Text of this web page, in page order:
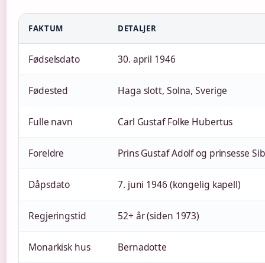
FAKTUM DETALJER
Fødselsdato 30. april 1946
Fødested Haga slott, Solna, Sverige
Fulle navn Carl Gustaf Folke Hubertus
Foreldre Prins Gustaf Adolf og prinsesse
Dåpsdato 7. juni 1946 (kongelig kapell)
Regjeringstid 52+ år (siden 1973)
Monarkisk hus Bernadotte